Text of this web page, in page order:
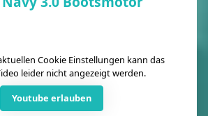
Cookie Einstellungen kann das
leider nicht angezeigt werden.
Youtube erlauben